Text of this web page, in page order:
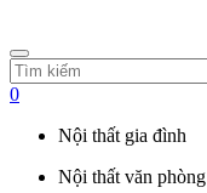
0
Nội thất gia đình
Nội thất văn phòng